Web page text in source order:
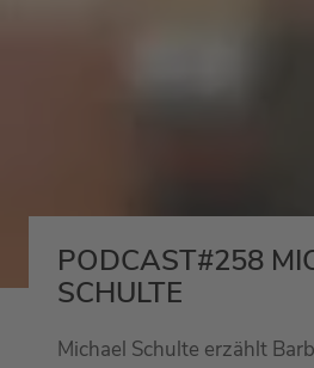
PODCAST#258
SCHULTE
Michael Schulte erzählt